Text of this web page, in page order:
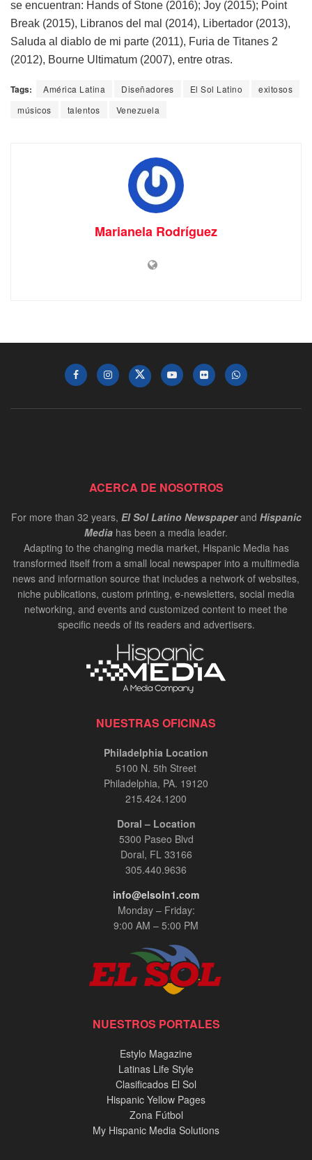
se encuentran: Hands of Stone (2016); Joy (2015); Point
Break (2015), Libranos del mal (2014), Libertador (2013),
Saluda al diablo de mi parte (2011), Furia de Titanes 2
(2012), Bourne Ultimatum (2007), entre otras.
Tags: América Latina Diseñadores El Sol Latino
exitosos
músicos
talentos Venezuela
Marianela Rodríguez
ACERCA DE NOSOTROS
For more than 32 years, El Sol Latino Newspaperand Hispanic
Media has been a media leader.
Adapting to the changing media market, Hispanic Media has
transformed itself from a small local newspaper into a multimedia
news and information source that includes a network of websites,
niche publications, custom printing, e-newsletters, social media
networking, and events and customized content to meet the
specific needs of its readers and advertisers.
NUESTRAS OFICINAS
Philadelphia Location
5100 N. 5th Street
Philadelphia, PA. 19120
215.424.1200
Doral – Location
5300 Paseo Blvd
Doral, FL 33166
305.440.9636
info@elsoln1.com
Monday – Friday:
9:00 AM – 5:00 PM
NUESTROS PORTALES
Estylo Magazine
Latinas Life Style
Clasificados El Sol
Hispanic Yellow Pages
Zona Fútbol
My Hispanic Media Solutions